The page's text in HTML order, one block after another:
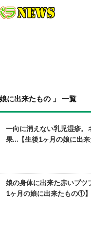
に出来たもの 」 一覧
一向に消えない乳児湿疹。
果…【生後1ヶ月の娘に出
娘の身体に出来た赤いプ
1ヶ月の娘に出来たもの①